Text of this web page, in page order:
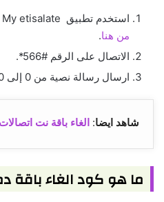
استخدم تطبيق My etisalate الذي يمكنك تحميله على الهاتف
من هنا.
الاتصال على الرقم #566*.
ارسال رسالة نصية من 0 إلى 090.
شاهد ايضا: الغاء باقة نت اتصالات
ما هو كود الغاء باقة